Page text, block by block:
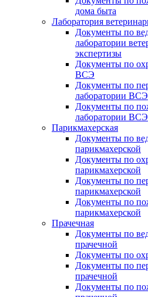
дома быта
Лаборатория
Документы по
лаборатории
экспертизы
Документы по
ВСЭ
Документы по
лаборатории ВСЭ
Документы по
лаборатории ВСЭ
Парикмахерская
Документы по
парикмахерской
Документы по
парикмахерской
Документы по
парикмахерской
Документы по
парикмахерской
Прачечная
Документы по
прачечной
Документы по
Документы по
прачечной
Документы по